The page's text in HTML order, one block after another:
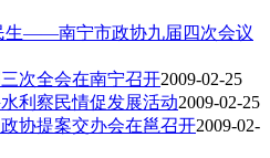
生——南宁市政协九届四次会议
次全会在南宁召开2009-02-25
利察民情促发展活动2009-02-25
协提案交办会在邕召开2009-02-